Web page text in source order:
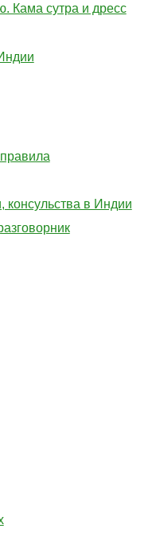
Кама сутра и дресс
консульства в Индии